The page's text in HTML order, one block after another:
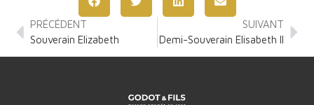
PRÉCÉDENT
Souverain Elizabeth
SUIVANT
Demi-Souverain Elisabeth II